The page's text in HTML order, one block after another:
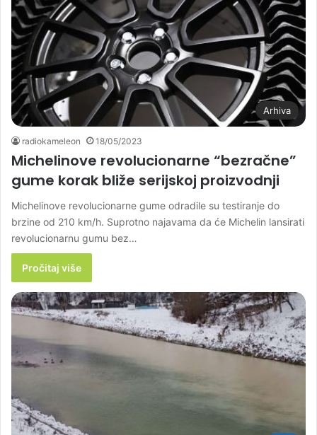
Arhiva
radiokameleon 18/05/2023
Michelinove revolucionarne “bezračne”
gume korak bliže serijskoj proizvodnji
Michelinove revolucionarne gume odradile su testiranje do
brzine od 210 km/h. Suprotno najavama da će Michelin lansirati
revolucionarnu gumu bez…
Pročitaj više